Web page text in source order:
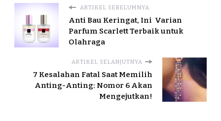
ARTIKEL SEBELUMNYA
Anti Bau Keringat, Ini Varian
Parfum Scarlett Terbaik untuk
Olahraga
ARTIKEL SELANJUTNYA
7 Kesalahan Fatal Saat Memilih
Anting-Anting: Nomor 6 Akan
Mengejutkan!